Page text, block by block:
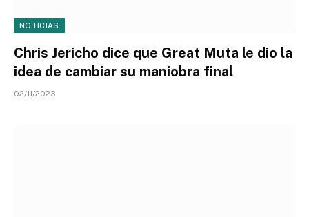
NOTICIAS
Chris Jericho dice que Great Muta le dio la
idea de cambiar su maniobra final
02/11/2023